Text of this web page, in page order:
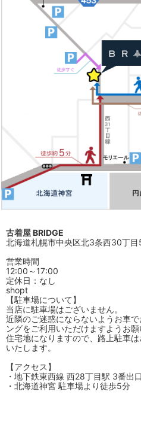
古着屋 BRIDGE
北海道札幌市中央区北3条西30丁目
営業時間
12:00～17:00
定休日：なし
shopt
【駐車場について】
当店に駐車場はございません。
近隣のご迷惑にならないようお車
ングをご利用いただけますようお願
住宅地になりますので、路上駐車
いたします。
【アクセス】
・地下鉄東西線 西28丁目駅 3番出
・北海道神宮 駐車場より徒歩5分